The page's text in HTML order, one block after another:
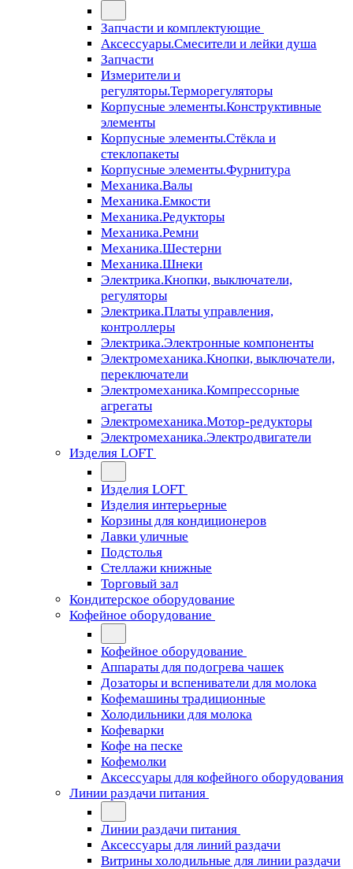
Запчасти и комплектующие
Аксессуары.Смесители и лейки душа
Запчасти
Измерители и
регуляторы.Терморегуляторы
Корпусные элементы.Конструктивные
элементы
Корпусные элементы.Стёкла и
стеклопакеты
Корпусные элементы.Фурнитура
Механика.Валы
Механика.Емкости
Механика.Редукторы
Механика.Ремни
Механика.Шестерни
Механика.Шнеки
Электрика.Кнопки, выключатели,
регуляторы
Электрика.Платы управления,
контроллеры
Электрика.Электронные компоненты
Электромеханика.Кнопки, выключатели,
переключатели
Электромеханика.Компрессорные
агрегаты
Электромеханика.Мотор-редукторы
Электромеханика.Электродвигатели
Изделия LOFT
Изделия LOFT
Изделия интерьерные
Корзины для кондиционеров
Лавки уличные
Подстолья
Стеллажи книжные
Торговый зал
Кондитерское оборудование
Кофейное оборудование
Кофейное оборудование
Аппараты для подогрева чашек
Дозаторы и вспениватели для молока
Кофемашины традиционные
Холодильники для молока
Кофеварки
Кофе на песке
Кофемолки
Аксессуары для кофейного оборудования
Линии раздачи питания
Линии раздачи питания
Аксессуары для линий раздачи
Витрины холодильные для линии раздачи